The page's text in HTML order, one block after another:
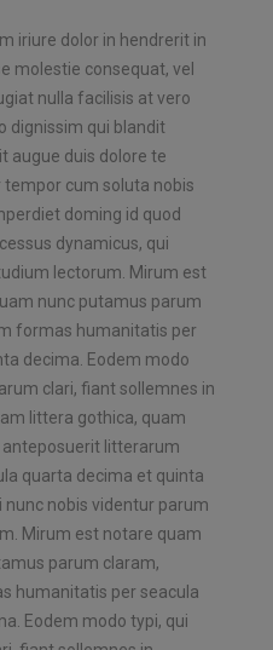
iriure dolor in hendrerit in
molestie consequat, vel
nulla facilisis at vero
dignissim qui blandit
augue duis dolore te
cum soluta nobis
doming id quod
dynamicus, qui
lectorum. Mirum est
nunc putamus parum
formas humanitatis per
decima. Eodem modo
clari, fiant sollemnes in
littera gothica, quam
litterarum
quarta decima et quinta
nunc nobis videntur parum
Mirum est notare quam
parum claram,
humanitatis per seacula
Eodem modo typi, qui